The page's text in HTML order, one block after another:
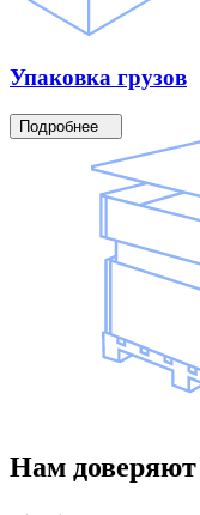
Упаковка грузов
Подробнее
Нам доверяют